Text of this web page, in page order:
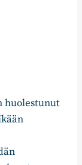
huolestunut